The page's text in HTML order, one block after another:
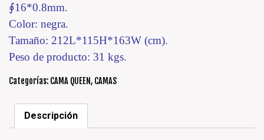
∮16*0.8mm.
Color: negra.
Tamaño: 212L*115H*163W (cm).
Peso de producto: 31 kgs.
Categorías: CAMA QUEEN, CAMAS
Descripción